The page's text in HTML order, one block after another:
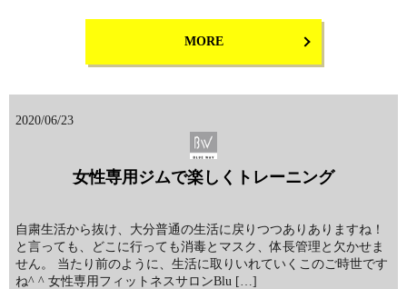
MORE
2020/06/23
女性専用ジムで楽しくトレーニング
自粛生活から抜け、大分普通の生活に戻りつつありありますね！
と言っても、どこに行っても消毒とマスク、体長管理と欠かせま
せん。 当たり前のように、生活に取りいれていくこのご時世です
ね^ ^ 女性専用フィットネスサロンBlu […]